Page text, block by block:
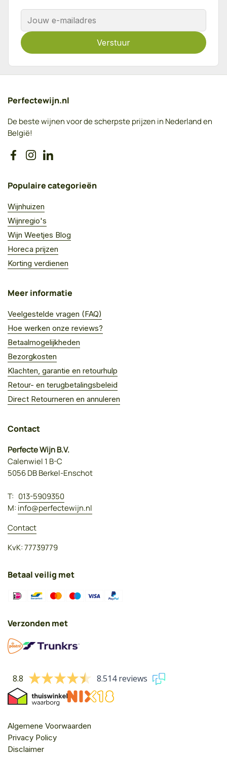
E-mailadres
Verstuur
Perfectewijn.nl
De beste wijnen voor de scherpste prijzen in Nederland en
België!
Facebook
InstagramLinkedIn
Populaire categorieën
Wijnhuizen
Wijnregio's
Wijn Weetjes Blog
Horeca prijzen
Korting verdienen
Meer informatie
Veelgestelde vragen (FAQ)
Hoe werken onze reviews?
Betaalmogelijkheden
Bezorgkosten
Klachten, garantie en retourhulp
Retour- en terugbetalingsbeleid
Direct Retourneren en annuleren
Contact
Perfecte Wijn B.V.
Calenwiel 1 B-C
5056 DB Berkel-Enschot
T: 013-5909350
M: info@perfectewijn.nl
Contact
KvK: 77739779
Betaal veilig met
Verzonden met
8.8 8.514 reviews
Algemene Voorwaarden
Privacy Policy
Disclaimer